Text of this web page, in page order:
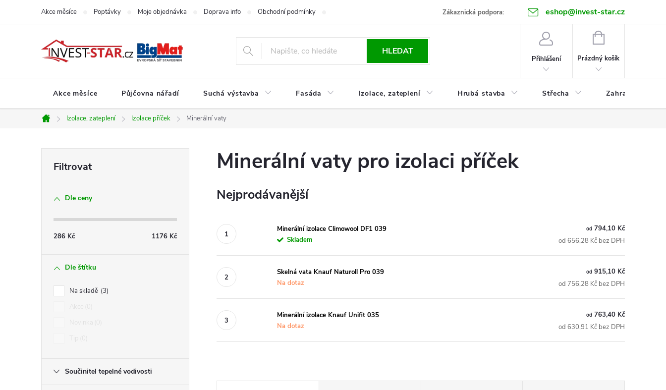
Zákaznická podpora: eshop@invest-star.cz
Akce měsíce Poptávky Moje objednávka Doprava info Obchodní podmínky Kontakt
HLEDAT
Přihlášení
NÁKUPNÍ
Prázdný košík
Akce měsíce Půjčovna nářadí Suchá výstavba Fasáda Izolace, zateplení Hrubá stavba Střecha Zahrada
Domů
Izolace, zateplení Izolace příček Minerální vaty
Dle ceny
286 Kč 1176 Kč
Dle štítku
Na skladě 3
Součinitel tepelné vodivosti
Minerální vaty pro izolaci příček
Nejprodávanější
Minerální izolace Climowool DF1 039
Skladem
od 794,10 Kč
od 656,28 Kč bez DPH
Skelná vata Knauf Naturoll Pro 039
Na dotaz
od 915,10 Kč
od 756,28 Kč bez DPH
Minerální izolace Knauf Unifit 035
Na dotaz
od 763,40 Kč
od 630,91 Kč bez DPH